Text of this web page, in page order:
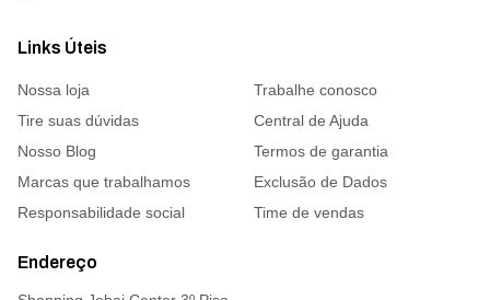
Links Úteis
Nossa loja
Trabalhe conosco
Tire suas dúvidas
Central de Ajuda
Nosso Blog
Termos de garantia
Marcas que trabalhamos
Exclusão de Dados
Responsabilidade social
Time de vendas
Endereço